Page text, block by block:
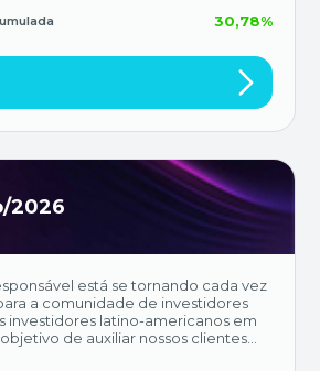
30,78%
2026
está se tornando cada vez
a comunidade de investidores
investidores latino-americanos em
de auxiliar nossos clientes